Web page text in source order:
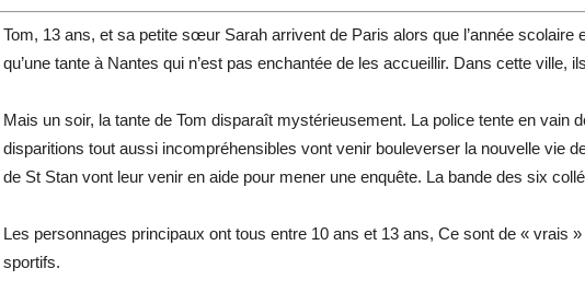
Tom, 13 ans, et sa petite sœur Sarah arrivent de Paris alors que l’année scolaire
qu’une tante à Nantes qui n’est pas enchantée de les accueillir. Dans cette ville,
Mais un soir, la tante de Tom disparaît mystérieusement. La police tente en vain
disparitions tout aussi incompréhensibles vont venir bouleverser la nouvelle vie
de St Stan vont leur venir en aide pour mener une enquête. La bande des six
Les personnages principaux ont tous entre 10 ans et 13 ans, Ce sont de « vrais
sportifs.